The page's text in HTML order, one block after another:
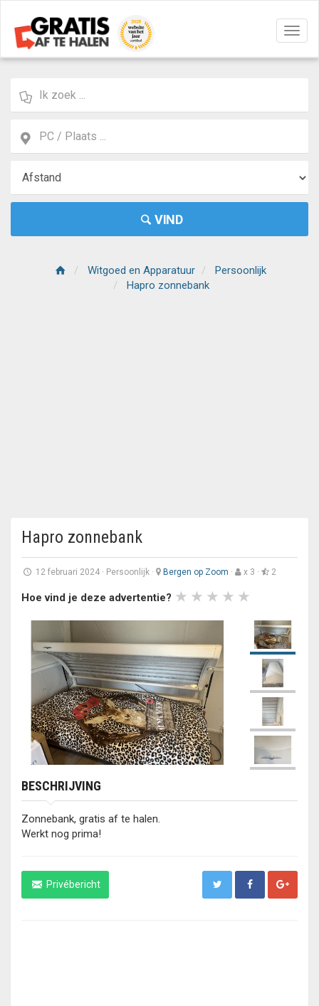
aan/
VIND
Witgoed en Apparatuur
Persoonlijk
Hapro zonnebank
Hapro zonnebank
12 februari 2024· Persoonlijk· Bergen op Zoom · x 3 · 2
Hoe vind je deze advertentie?
BESCHRIJVING
Zonnebank, gratis af te halen.
Werkt nog prima!
Privébericht